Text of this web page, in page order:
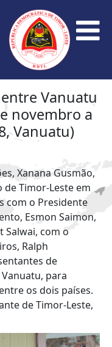
Vanuatu
novembro a
Vanuatu)
Xanana Gusmão,
Timor-Leste em
com o Presidente
Esmon Saimon,
com o
Ralph
de
para
os dois países.
de Timor-Leste,